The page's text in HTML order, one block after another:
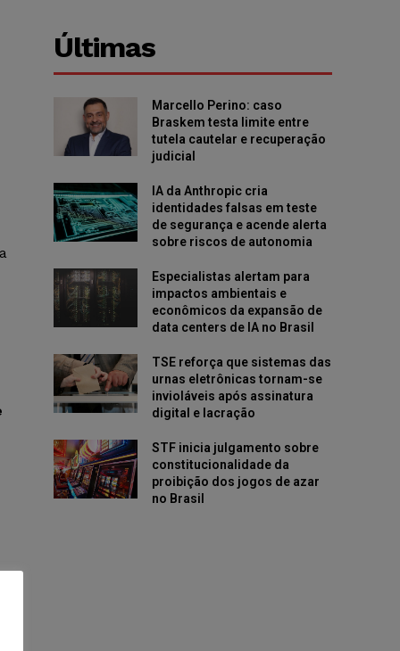
Últimas
Marcello Perino: caso
Braskem testa limite entre
tutela cautelar e recuperação
judicial
IA da Anthropic cria
identidades falsas em teste
de segurança e acende alerta
sobre riscos de autonomia
Especialistas alertam para
impactos ambientais e
econômicos da expansão de
data centers de IA no Brasil
TSE reforça que sistemas das
urnas eletrônicas tornam-se
invioláveis após assinatura
digital e lacração
STF inicia julgamento sobre
constitucionalidade da
proibição dos jogos de azar
no Brasil